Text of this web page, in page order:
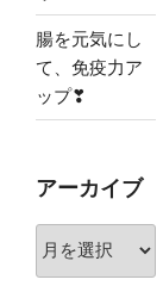
腸を元気にし
て、免疫力ア
ップ❣
アーカイブ
ア